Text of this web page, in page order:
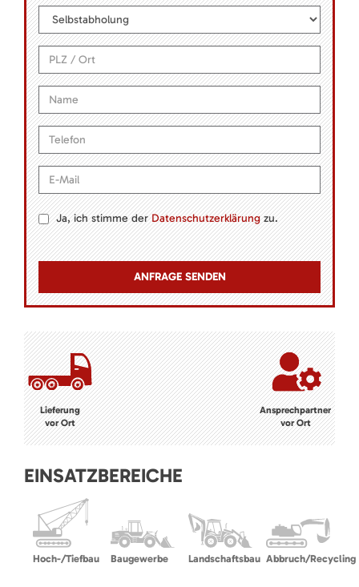
Ja, ich stimme derDatenschutzerklärungzu.
Lieferung
vor Ort
Ansprechpartner
vor Ort
EINSATZBEREICHE
Hoch-/Tiefbau Baugewerbe Landschaftsbau Abbruch/Recycling